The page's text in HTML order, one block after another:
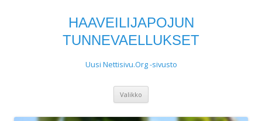
HAAVEILIJAPOJUN
TUNNEVAELLUKSET
Uusi Nettisivu.Org -sivusto
Valikko